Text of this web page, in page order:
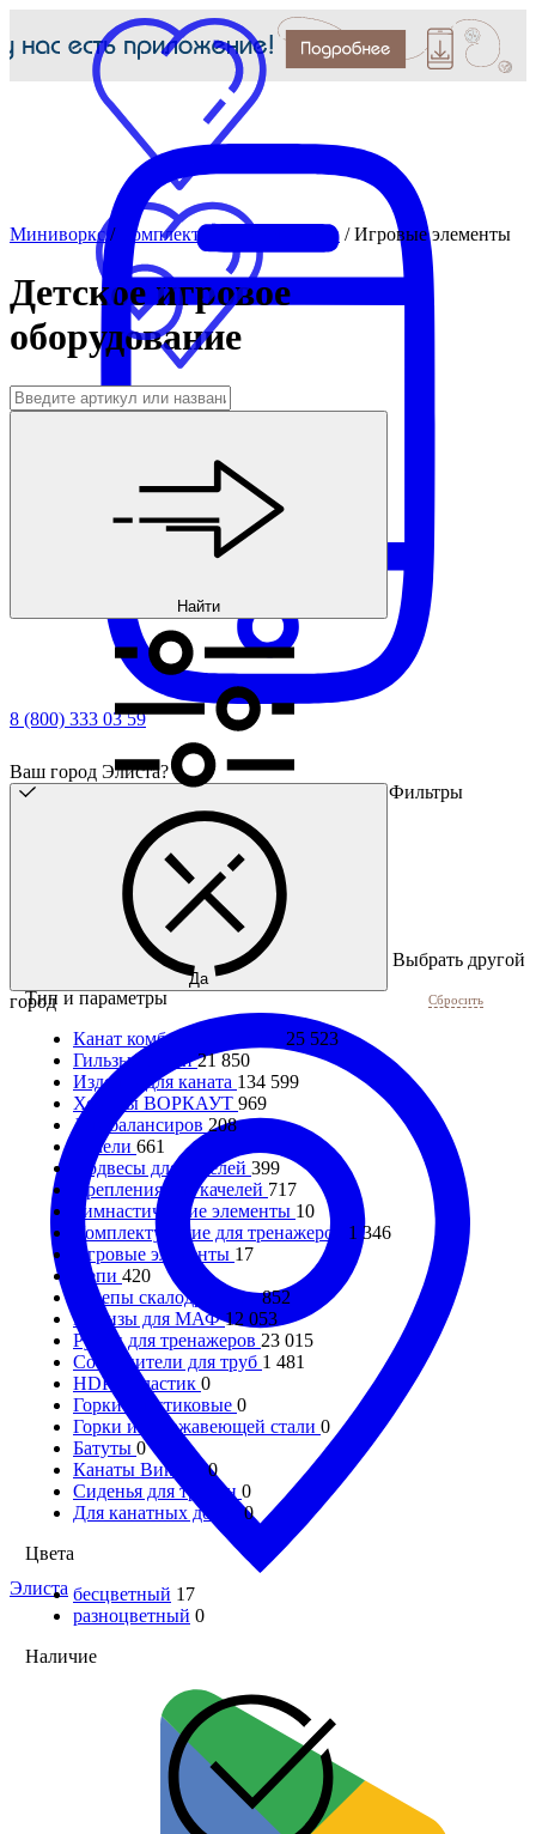
8 (800) 333 03 59
Ваш город Элиста?
Да
Выбрать другой
город
Элиста
Миниворкс / Комплектующие для МАФ /Игровые элементы
Детское игровое
оборудование
Найти
Фильтры
Тип и параметры Сбросить
Канат комбинированный 25 523
Гильзы/втулки21 850
Изделия для каната 134 599
Хомуты ВОРКАУТ 969
Для балансиров 208
Качели 661
Подвесы для качелей 399
Крепления для качелей 717
Гимнастические элементы 10
Комплектующие для тренажеров 1 346
Игровые элементы 17
Цепи 420
Зацепы скалодромные852
Метизы для МАФ12 053
Ручки для тренажеров 23 015
Соединители для труб 1 481
HDPE-пластик 0
Горки пластиковые 0
Горки из нержавеющей стали 0
Батуты 0
Канаты Викинг0
Сиденья для трибун 0
Для канатных дорог0
Цвета
бесцветный 17
разноцветный 0
Наличие